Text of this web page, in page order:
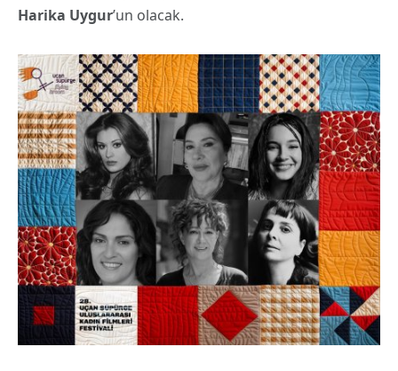
Harika Uygur’un olacak.